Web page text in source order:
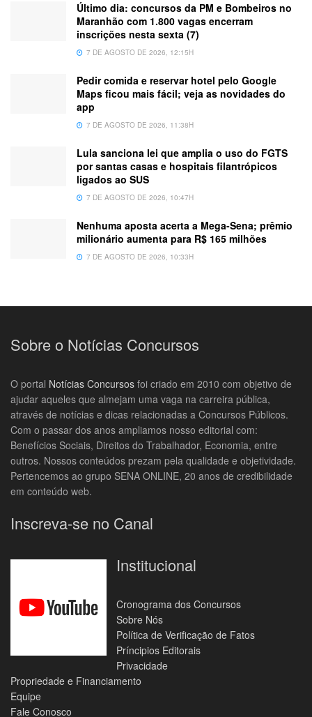
Último dia: concursos da PM e Bombeiros no
Maranhão com 1.800 vagas encerram
inscrições nesta sexta (7)
7 DE AGOSTO DE 2026, 12:15H
Pedir comida e reservar hotel pelo Google
Maps ficou mais fácil; veja as novidades do
app
7 DE AGOSTO DE 2026, 11:38H
Lula sanciona lei que amplia o uso do FGTS
por santas casas e hospitais filantrópicos
ligados ao SUS
7 DE AGOSTO DE 2026, 10:47H
Nenhuma aposta acerta a Mega-Sena; prêmio
milionário aumenta para R$ 165 milhões
7 DE AGOSTO DE 2026, 10:33H
Sobre o Notícias Concursos
O portal Notícias Concursos foi criado em 2010 com objetivo de
ajudar aqueles que almejam uma vaga na carreira pública,
através de notícias e dicas relacionadas a Concursos Públicos.
Com o passar dos anos ampliamos nosso editorial com:
Benefícios Sociais, Direitos do Trabalhador, Economia, entre
outros. Nossos conteúdos prezam pela qualidade e objetividade.
Pertencemos ao grupo SENA ONLINE, 20 anos de credibilidade
em conteúdo web.
Inscreva-se no Canal
Institucional
Cronograma dos Concursos
Sobre Nós
Política de Verificação de Fatos
Príncipios Editorais
Privacidade
Propriedade e Financiamento
Equipe
Fale Conosco